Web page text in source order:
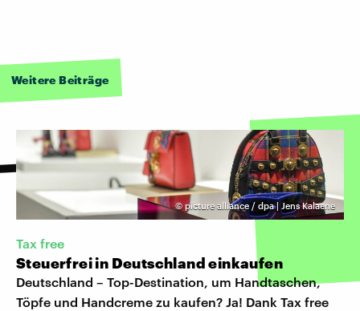
Weitere Beiträge
© picture alliance / dpa | Jens Kalaene
Tax free
Steuerfrei in Deutschland einkaufen
Deutschland – Top-Destination, um Handtaschen,
Töpfe und Handcreme zu kaufen? Ja! Dank Tax free